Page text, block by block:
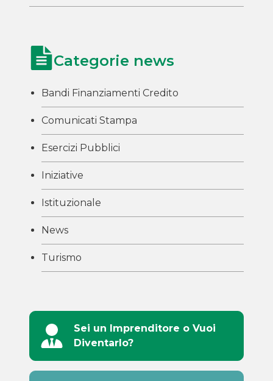
Categorie news
Bandi Finanziamenti Credito
Comunicati Stampa
Esercizi Pubblici
Iniziative
Istituzionale
News
Turismo
Sei un Imprenditore o Vuoi
Diventarlo?